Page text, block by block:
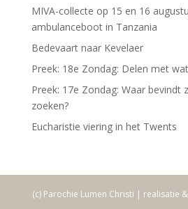
MIVA-collecte op 15 en 16
ambulanceboot in Tanzania
Bedevaart naar Kevelaer
Preek: 18e Zondag: Delen met
Preek: 17e Zondag: Waar bevindt
zoeken?
Eucharistie viering in het Twents
(c) Parochie Lumen Christi | realisatie